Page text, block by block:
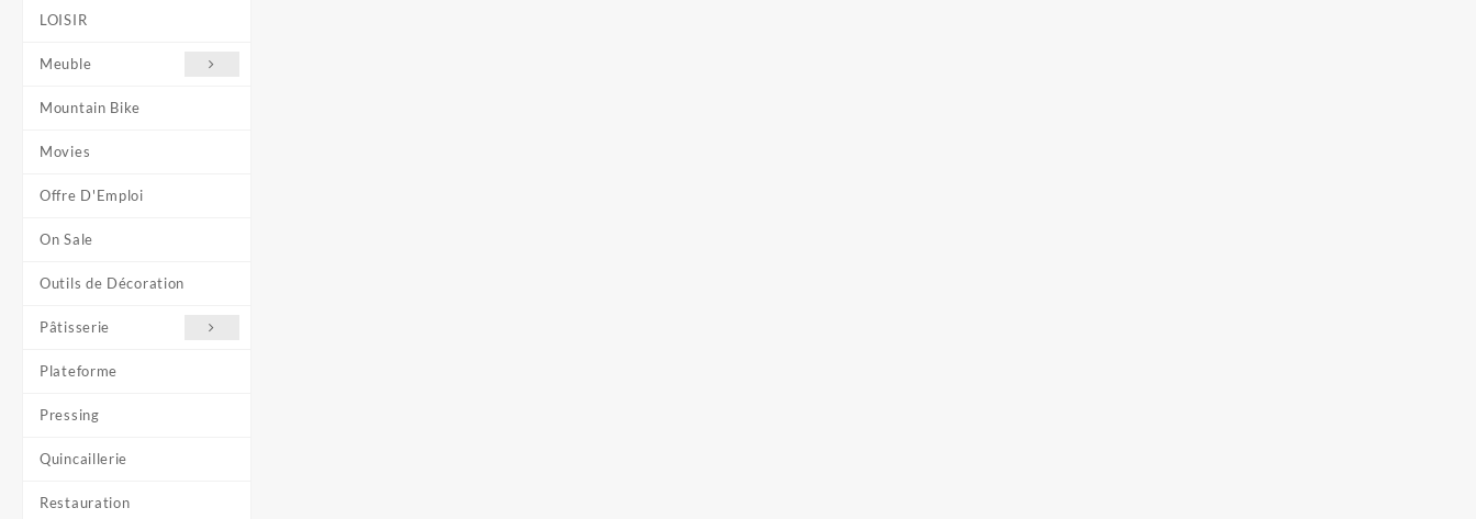
LOISIR
Meuble
Mountain Bike
Movies
Offre D'Emploi
On Sale
Outils de Décoration
Pâtisserie
Plateforme
Pressing
Quincaillerie
Restauration